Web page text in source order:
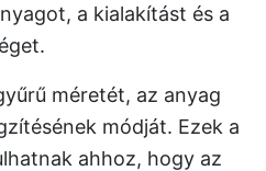
a kialakítást és a
méretét, az anyag
módját. Ezek a
ahhoz, hogy az